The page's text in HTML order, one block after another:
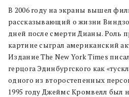
В 2006 году на экраны вышел
рассказывающий о жизни
дней после смерти Дианы. Роль
картине сыграл американский
Издание The New York Times
герцога Эдинбургского как
одного из второстепенных
1995 году Джеймс Кромвелл